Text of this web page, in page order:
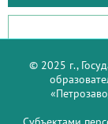
© 2025 г.,